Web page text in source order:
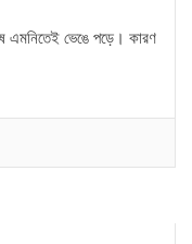
এমনিতেই ভেঙে পড়ে। কারণ